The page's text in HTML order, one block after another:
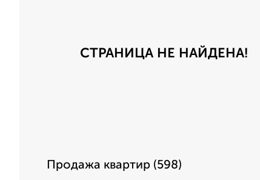
СТРАНИЦА НЕ НАЙДЕНА!
Продажа квартир (598)